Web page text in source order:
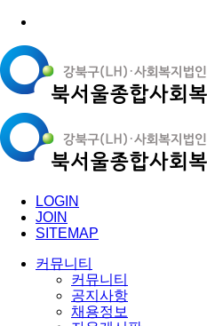
LOGIN
JOIN
SITEMAP
커뮤니티
커뮤니티
공지사항
채용정보